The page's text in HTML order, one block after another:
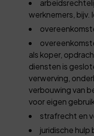
werknemers,
als koper,
diensten is
verwerving,
verbouwing van
voor eigen
strafrecht en
juridische